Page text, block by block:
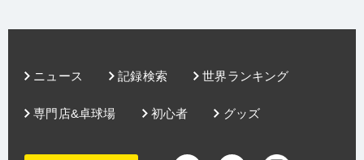
ニュース 記録検索 世界ランキング
グッズ
専門店&卓球場 初心者